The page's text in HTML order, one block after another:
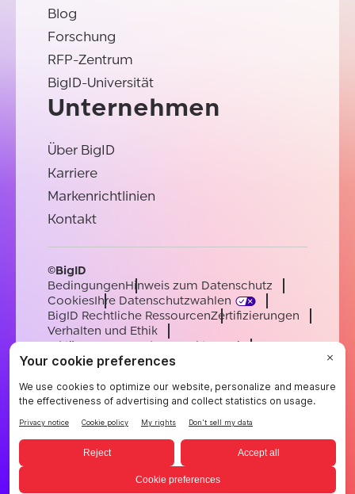
Blog
Forschung
RFP-Zentrum
BigID-Universität
Unternehmen
Über BigID
Karriere
Markenrichtlinien
Kontakt
©BigID
BedingungenHinweis zum Datenschutz
CookiesIhre Datenschutzwahlen
BigID Rechtliche RessourcenZertifizierungen
Verhalten und Ethik
Erklärung zur modernen Sklaverei
Unterauftragsverarbeiter
EnglishGermanFrenchSpanishPortuguese